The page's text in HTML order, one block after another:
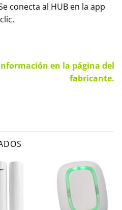
conecta al HUB en la app
en la página del
fabricante.